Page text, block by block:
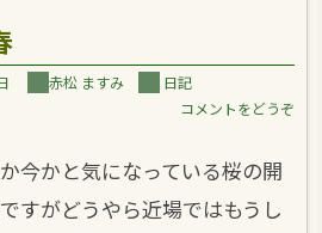
赤松 ますみ
日記
コメントをどうぞ
今かと気になっている桜の開
すがどうやら近場ではもうし